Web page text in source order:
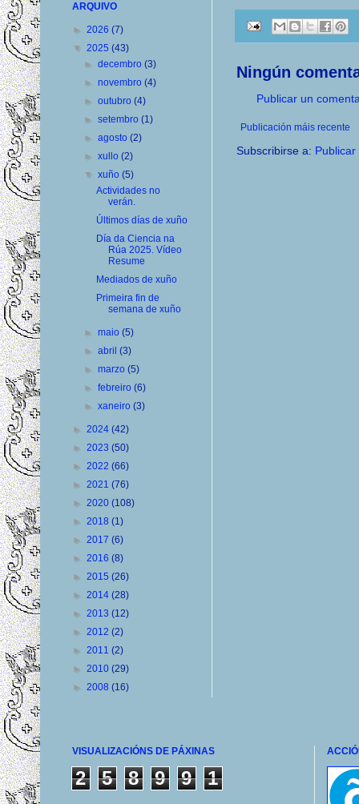
Ningún
Publicar un
Publicación máis recente
Subscribirse a:
ARQUIVO
► 2026 (7)
▼ 2025 (43)
►decembro(3)
►novembro(4)
►outubro(4)
►setembro(1)
►agosto(2)
►xullo(2)
▼xuño(5)
Actividades no
verán.
Últimos días de xuño
Día da Ciencia na
Rúa 2025. Vídeo
Resume
Mediados de xuño
Primeira fin de
semana de xuño
►maio(5)
►abril(3)
►marzo(5)
►febreiro(6)
►xaneiro(3)
► 2024 (42)
► 2023 (50)
► 2022 (66)
► 2021 (76)
► 2020 (108)
► 2018 (1)
► 2017 (6)
► 2016 (8)
► 2015 (26)
► 2014 (28)
► 2013 (12)
► 2012 (2)
► 2011 (2)
► 2010 (29)
► 2008 (16)
VISUALIZACIÓNS DE PÁXINAS
2 5 8 9 9 1